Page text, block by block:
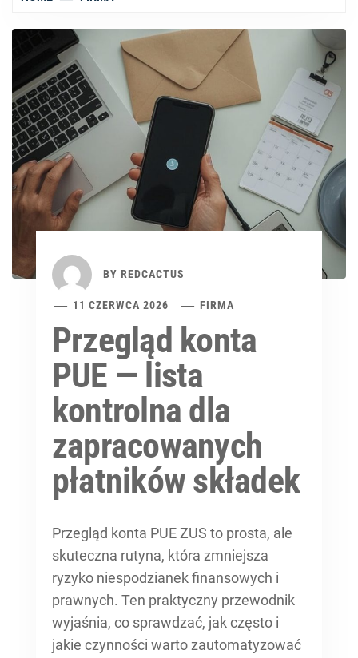
BY REDCACTUS
11 CZERWCA 2026 FIRMA
Przegląd konta
PUE — lista
kontrolna dla
zapracowanych
płatników składek
Przegląd konta PUE ZUS to prosta, ale
skuteczna rutyna, która zmniejsza
ryzyko niespodzianek finansowych i
prawnych. Ten praktyczny przewodnik
wyjaśnia, co sprawdzać, jak często i
jakie czynności warto zautomatyzować